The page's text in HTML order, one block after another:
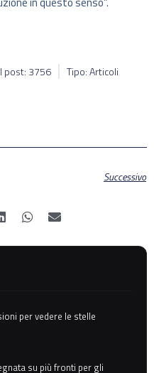
post: 3756 Tipo: Articoli
Successivo
per vedere le stelle
su più fronti per gli